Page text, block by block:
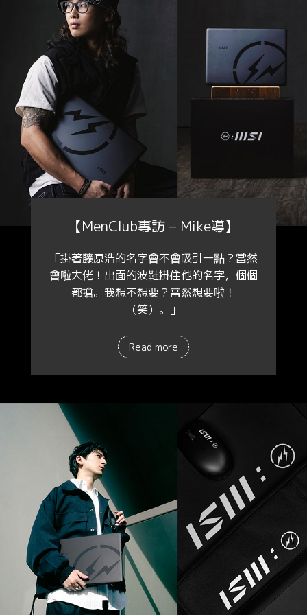
【MenClub專訪 – Mike導】
「掛著藤原浩的名字會不會吸引一點？當然
會啦大佬！出面的波鞋掛住他的名字，個個
都搶。我想不想要？當然想要啦！
（笑）。」
Read more